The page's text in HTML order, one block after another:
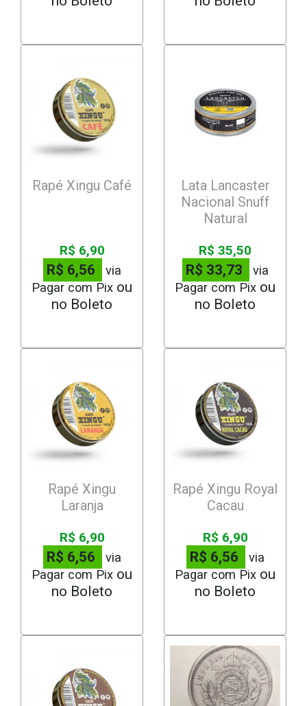
Rapé Xingu Café
R$ 6,90
R$ 6,56
via
Pagar com Pix
Lata Lancaster
Nacional Snuff
Natural
R$ 35,50
R$ 33,73
via
Pagar com Pix
Rapé Xingu
Laranja
R$ 6,90
R$ 6,56
via
Pagar com Pix
Rapé Xingu Royal
Cacau
R$ 6,90
R$ 6,56
via
Pagar com Pix